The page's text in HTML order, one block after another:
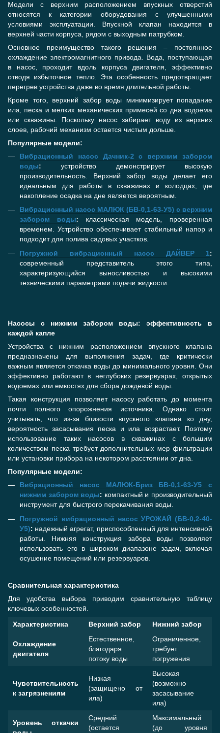
Модели с верхним расположением впускных отверстий
относятся к категории оборудования с улучшенными
условиями эксплуатации. Впускной клапан находится в
верхней части корпуса, рядом с выходным патрубком.
Основное преимущество такого решения – постоянное
охлаждение электромагнитного привода. Вода, поступающая
в насос, проходит вдоль корпуса двигателя, эффективно
отводя избыточное тепло. Эта особенность предотвращает
перегрев устройства даже во время длительной работы.
Кроме того, верхний забор воды минимизирует попадание
ила, песка и мелких механических примесей со дна водоема
или скважины. Поскольку насос забирает воду из верхних
слоев, рабочий механизм остается чистым дольше.
Популярные модели:
Вибрационный насос Дачник-2 с верхним забором
воды: устройство демонстрирует высокую
производительность. Верхний забор воды делает его
идеальным для работы в скважинах и колодцах, где
накопление осадка на дне является вероятным.
Вибрационный насос МАЛЮК (БВ-0,1-63-У5) с верхним
забором воды: классическая модель, проверенная
временем. Устройство обеспечивает стабильный напор и
подходит для полива садовых участков.
Погружной вибрационный насос ДАЙВЕР 1:
современный представитель этого типа,
характеризующийся выносливостью и высокими
техническими параметрами подачи жидкости.
Насосы с нижним забором воды: эффективность в
каждой капле
Устройства с нижним расположением впускного клапана
предназначены для выполнения задач, где критически
важным является откачка воды до минимального уровня. Они
эффективно работают в неглубоких резервуарах, открытых
водоемах или емкостях для сбора дождевой воды.
Такая конструкция позволяет насосу работать до момента
почти полного опорожнения источника. Однако стоит
учитывать, что из-за близости впускного клапана ко дну,
вероятность засасывания песка и ила возрастает. Поэтому
использование таких насосов в скважинах с большим
количеством песка требует дополнительных мер фильтрации
или установки прибора на некотором расстоянии от дна.
Популярные модели:
Вибрационный насос МАЛЮК-Бриз БВ-0,1-63-У5 с
нижним забором воды: компактный и производительный
инструмент для быстрого перекачивания воды.
Погружной вибрационный насос УРОЖАЙ (БВ-0,2-40-
У5): надежный агрегат, приспособленный для интенсивной
работы. Нижняя конструкция забора воды позволяет
использовать его в широком диапазоне задач, включая
осушение помещений или резервуаров.
Сравнительная характеристика
Для удобства выбора приводим сравнительную таблицу
ключевых особенностей.
Характеристика
Верхний забор Нижний забор
Охлаждение
двигателя
Естественное,
благодаря
потоку воды
Ограниченное,
требует
погружения
Чувствительность
к загрязнениям
Низкая
(защищено от
ила)
Высокая
(возможно
засасывание
ила)
Уровень откачки
Средний
(остается
Максимальный
(до уровня